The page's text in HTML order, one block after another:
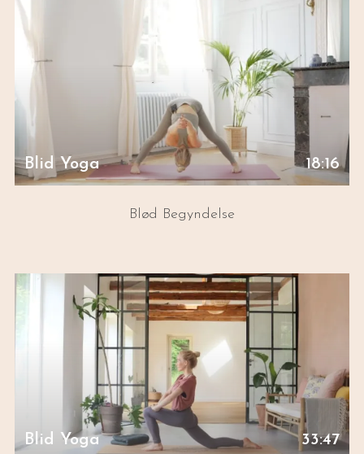
Blid Yoga 18:16
Blød Begyndelse
Blid Yoga 33:47